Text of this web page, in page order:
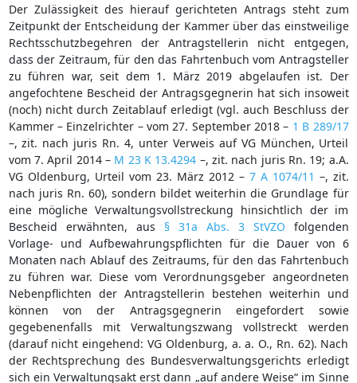
Der Zulässigkeit des hierauf gerichteten Antrags steht zum
Zeitpunkt der Entscheidung der Kammer über das einstweilige
Rechtsschutzbegehren der Antragstellerin nicht entgegen,
dass der Zeitraum, für den das Fahrtenbuch vom Antragsteller
zu führen war, seit dem 1. März 2019 abgelaufen ist. Der
angefochtene Bescheid der Antragsgegnerin hat sich insoweit
(noch) nicht durch Zeitablauf erledigt (vgl. auch Beschluss der
Kammer – Einzelrichter – vom 27. September 2018 – 1 B 289/17
–, zit. nach juris Rn. 4, unter Verweis auf VG München, Urteil
vom 7. April 2014 – M 23 K 13.4294 –, zit. nach juris Rn. 19; a.A.
VG Oldenburg, Urteil vom 23. März 2012 – 7 A 1074/11 –, zit.
nach juris Rn. 60), sondern bildet weiterhin die Grundlage für
eine mögliche Verwaltungsvollstreckung hinsichtlich der im
Bescheid erwähnten, aus § 31a Abs. 3 StVZO folgenden
Vorlage- und Aufbewahrungspflichten für die Dauer von 6
Monaten nach Ablauf des Zeitraums, für den das Fahrtenbuch
zu führen war. Diese vom Verordnungsgeber angeordneten
Nebenpflichten der Antragstellerin bestehen weiterhin und
können von der Antragsgegnerin eingefordert sowie
gegebenenfalls mit Verwaltungszwang vollstreckt werden
(darauf nicht eingehend: VG Oldenburg, a. a. O., Rn. 62). Nach
der Rechtsprechung des Bundesverwaltungsgerichts erledigt
sich ein Verwaltungsakt erst dann „auf andere Weise“ im Sinne